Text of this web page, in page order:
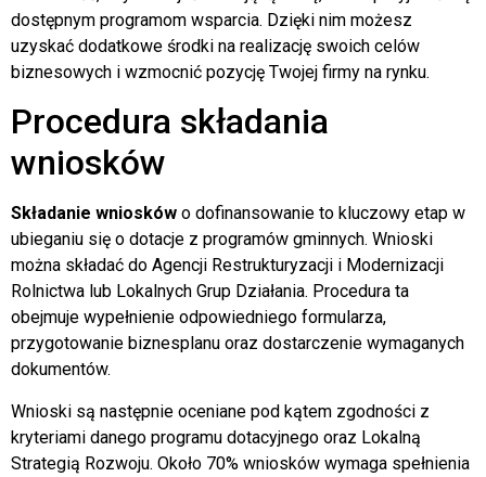
dostępnym programom wsparcia. Dzięki nim możesz
uzyskać dodatkowe środki na realizację swoich celów
biznesowych i wzmocnić pozycję Twojej firmy na rynku.
Procedura składania
wniosków
Składanie wniosków o dofinansowanie to kluczowy etap w
ubieganiu się o dotacje z programów gminnych. Wnioski
można składać do Agencji Restrukturyzacji i Modernizacji
Rolnictwa lub Lokalnych Grup Działania. Procedura ta
obejmuje wypełnienie odpowiedniego formularza,
przygotowanie biznesplanu oraz dostarczenie wymaganych
dokumentów.
Wnioski są następnie oceniane pod kątem zgodności z
kryteriami danego programu dotacyjnego oraz Lokalną
Strategią Rozwoju. Około 70% wniosków wymaga spełnienia